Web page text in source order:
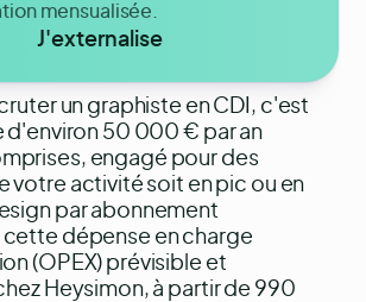
mensualisée.
J'externalise
un graphiste en CDI, c'est
d'environ 50 000 € par an
engagé pour des
votre activité soit en pic ou en
par abonnement
dépense en charge
(OPEX) prévisible et
Heysimon, à partir de 990